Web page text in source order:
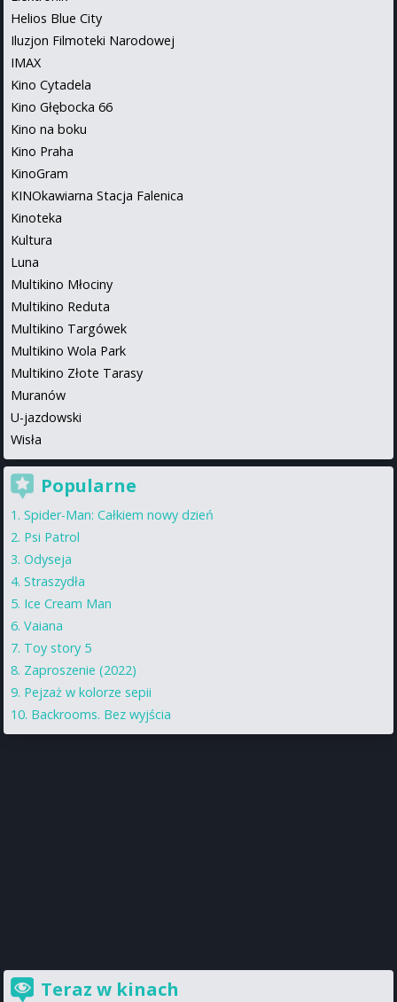
Helios Blue City
Iluzjon Filmoteki Narodowej
IMAX
Kino Cytadela
Kino Głębocka 66
Kino na boku
Kino Praha
KinoGram
KINOkawiarna Stacja Falenica
Kinoteka
Kultura
Luna
Multikino Młociny
Multikino Reduta
Multikino Targówek
Multikino Wola Park
Multikino Złote Tarasy
Muranów
U-jazdowski
Wisła
Popularne
Spider-Man: Całkiem nowy dzień
Psi Patrol
Odyseja
Straszydła
Ice Cream Man
Vaiana
Toy story 5
Zaproszenie (2022)
Pejzaż w kolorze sepii
Backrooms. Bez wyjścia
Teraz w kinach